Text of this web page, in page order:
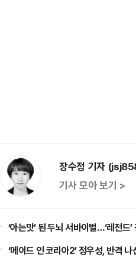
장수정 기자
기사 모아 보기 >
‘아는맛’ 된 두뇌 서바이벌…‘레전드
‘메이드 인 코리아2’ 정우성, 반격